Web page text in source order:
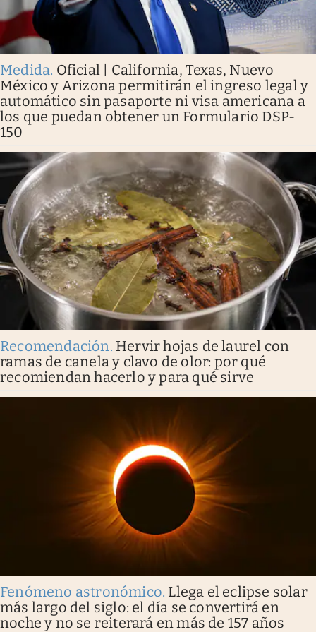
Medida. Oficial | California, Texas, Nuevo
México y Arizona permitirán el ingreso legal y
automático sin pasaporte ni visa americana a
los que puedan obtener un Formulario DSP-
150
Recomendación. Hervir hojas de laurel con
ramas de canela y clavo de olor: por qué
recomiendan hacerlo y para qué sirve
Fenómeno astronómico. Llega el eclipse solar
más largo del siglo: el día se convertirá en
noche y no se reiterará en más de 157 años